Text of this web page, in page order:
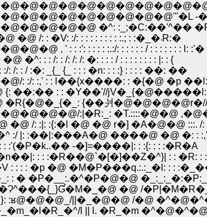
�^: :_;�C:��'^��
�@�@�@�@ �@ �@ �@ �@ �@ �@ �@ /: : �V: :/: : : : : : : : : :.; : :�_�܁R:�
, ' : : :': : : : : :.:/: : : : : : / : : : : : : : l: :'�
: : /: : /: /: /: �: : : : / : : : : : : : : |: : {
: : / :�: _{_ {_ : : : �n: : : :} : : : : ��: ��
: :/: :,' : : l��{x����: : �{�@ �p ��l:
{: ��:�� : : �Y��'//
{��爿�@�@�@�@r�//
:|�R:_: �T.::::�@�@
/: :|: :{:�l �@ �@ r�] �A�@�@ :::. /:
:/ |: :��|:���A�@ ����@ �@ �: :
: :'(�P�k..�� -�]=����|: : :{: : : :�R�A
: : :�R��@`�[�]��Z�^}| : : �R: : :
: : : �p �@ �M�P���q.:.:_�l: : :
: � �P�__:.�^�P�@�@
�@ /
:ʁ@�@�@_/||�_�@�@ /�@
l || l. �R_�m